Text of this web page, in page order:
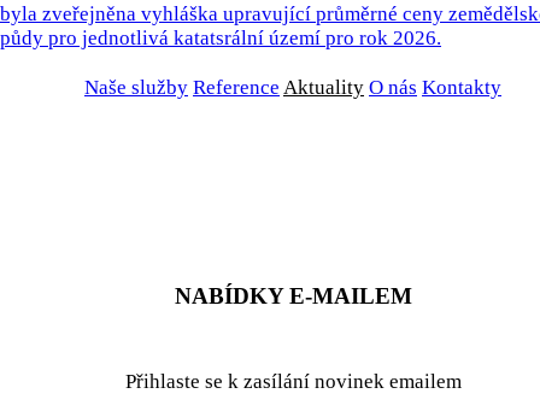
byla zveřejněna vyhláška upravující průměrné ceny
půdy pro jednotlivá katatsrální území pro rok 2026.
Naše služby Reference Aktuality O nás Kontakty
NABÍDKY E-MAILEM
Přihlaste se k zasílání novinek emailem